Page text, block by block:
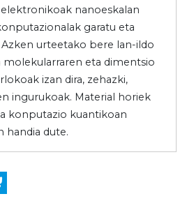
nanoeskalan
garatu eta
Azken urteetako bere lan-ildo
molekularraren eta dimentsio
izan dira, zehazki,
ingurukoak. Material horiek
konputazio kuantikoan
handia dute.